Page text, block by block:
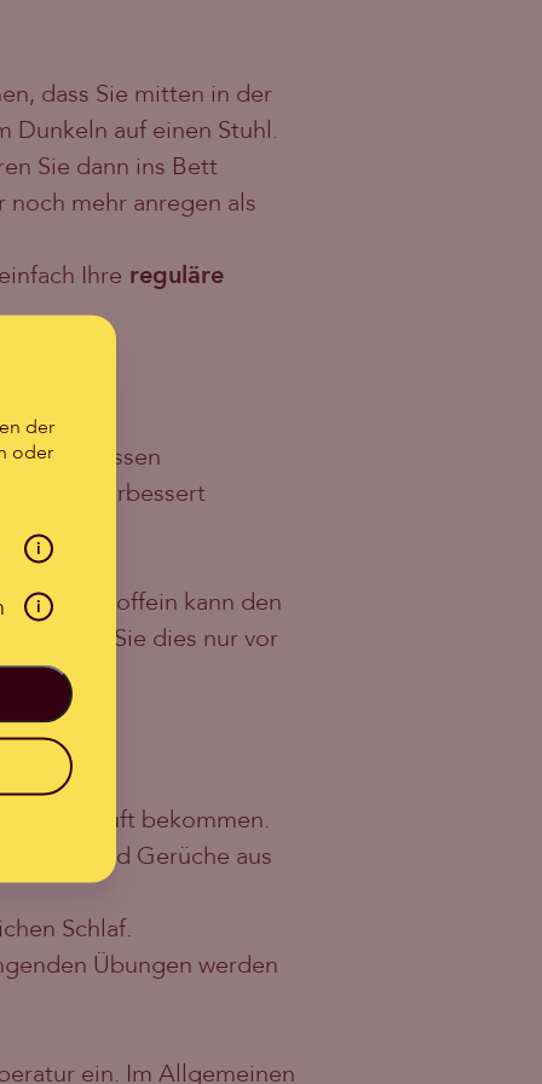
dass Sie mitten in der
Dunkeln auf einen Stuhl.
Sie dann ins Bett
mehr anregen als
Ihre reguläre
beeinflussen
verbessert
Koffein kann den
sollten Sie dies nur vor
führen.
frische Luft bekommen.
und Gerüche aus
Schlaf.
Übungen werden
ein. Im Allgemeinen
der
oder
i
i